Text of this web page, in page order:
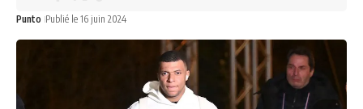
Punto Publié le 16 juin 2024